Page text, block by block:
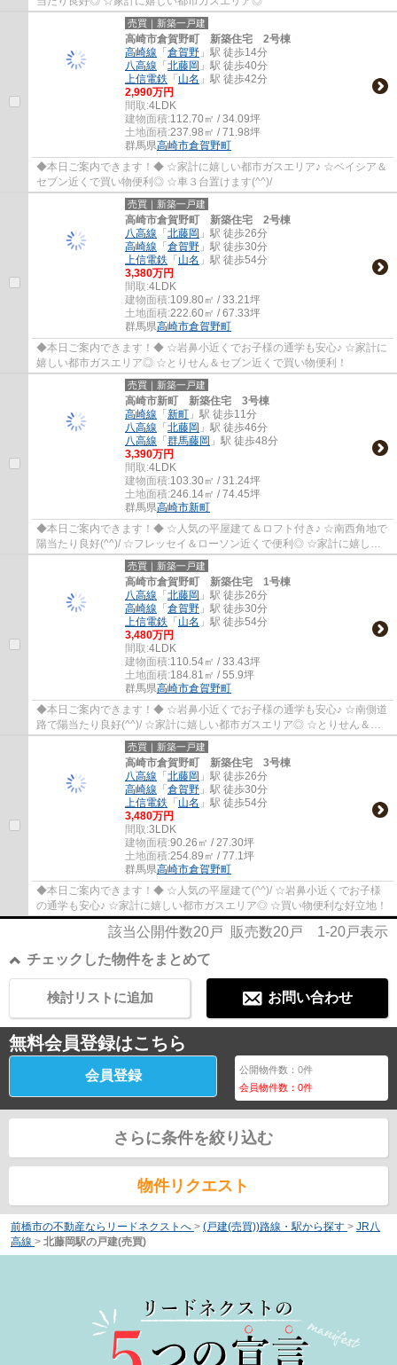
売買｜新築一戸建
高崎市倉賀野町 新築住宅 2号棟
高崎線 「 倉賀野 」駅 徒歩14分
八高線 「 北藤岡 」駅 徒歩40分
上信電鉄 「 山名 」駅 徒歩42分
2,990万円
間取:4LDK
建物面積:112.70㎡ / 34.09坪
土地面積:237.98㎡ / 71.98坪
群馬県高崎市倉賀野町
◆本日ご案内できます！◆ ☆家計に嬉しい都市ガスエリア♪ ☆ベイシア＆
セブン近くで買い物便利◎ ☆車３台置けます(^^)/
売買｜新築一戸建
高崎市倉賀野町 新築住宅 2号棟
八高線 「 北藤岡 」駅 徒歩26分
高崎線 「 倉賀野 」駅 徒歩30分
上信電鉄 「 山名 」駅 徒歩54分
3,380万円
間取:4LDK
建物面積:109.80㎡ / 33.21坪
土地面積:222.60㎡ / 67.33坪
群馬県高崎市倉賀野町
◆本日ご案内できます！◆ ☆岩鼻小近くでお子様の通学も安心♪ ☆家計に
嬉しい都市ガスエリア◎ ☆とりせん＆セブン近くで買い物便利！
売買｜新築一戸建
高崎市新町 新築住宅 3号棟
高崎線 「 新町 」駅 徒歩11分
八高線 「 北藤岡 」駅 徒歩46分
八高線 「 群馬藤岡 」駅 徒歩48分
3,390万円
間取:4LDK
建物面積:103.30㎡ / 31.24坪
土地面積:246.14㎡ / 74.45坪
群馬県高崎市新町
◆本日ご案内できます！◆ ☆人気の平屋建て＆ロフト付き♪ ☆南西角地で
陽当たり良好(^^)/ ☆フレッセイ＆ローソン近くで便利◎ ☆家計に嬉しい
都市ガスエリア！
売買｜新築一戸建
高崎市倉賀野町 新築住宅 1号棟
八高線 「 北藤岡 」駅 徒歩26分
高崎線 「 倉賀野 」駅 徒歩30分
上信電鉄 「 山名 」駅 徒歩54分
3,480万円
間取:4LDK
建物面積:110.54㎡ / 33.43坪
土地面積:184.81㎡ / 55.9坪
群馬県高崎市倉賀野町
◆本日ご案内できます！◆ ☆岩鼻小近くでお子様の通学も安心♪ ☆南側道
路で陽当たり良好(^^)/ ☆家計に嬉しい都市ガスエリア◎ ☆とりせん＆セ
ブン近くで買い物便利！
売買｜新築一戸建
高崎市倉賀野町 新築住宅 3号棟
八高線 「 北藤岡 」駅 徒歩26分
高崎線 「 倉賀野 」駅 徒歩30分
上信電鉄 「 山名 」駅 徒歩54分
3,480万円
間取:3LDK
建物面積:90.26㎡ / 27.30坪
土地面積:254.89㎡ / 77.1坪
群馬県高崎市倉賀野町
◆本日ご案内できます！◆ ☆人気の平屋建て(^^)/ ☆岩鼻小近くでお子様
の通学も安心♪ ☆家計に嬉しい都市ガスエリア◎ ☆買い物便利な好立地！
該当公開件数20戸 販売数20戸 1-20戸表示
チェックした物件をまとめて
お問い合わせ
検討リストに追加
無料会員登録はこちら
会員登録 公開物件数：0件
会員物件数：0件
さらに条件を絞り込む
物件リクエスト
前橋市の不動産ならリードネクストへ > (戸建(売買))路線・駅から探す > JR八
高線 > 北藤岡駅の戸建(売買)